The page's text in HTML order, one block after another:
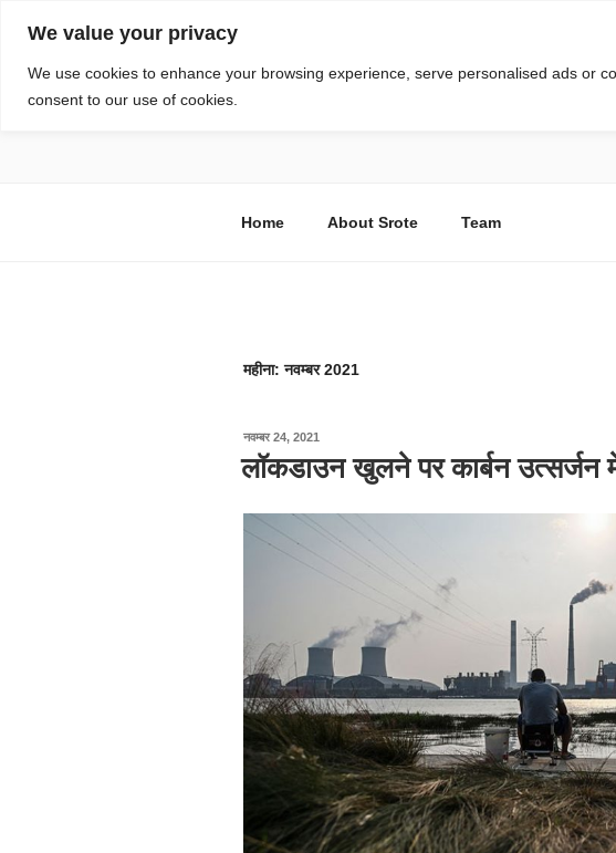
We value your privacy
We use cookies to enhance your browsing experience, serve personalised ads or
consent to our use of cookies. स्रोत
Home About Srote Team
महीना:नवम्बर 2021
नवम्बर 24, 2021
किया
लॉकडाउन खुलने पर कार्बन उत्सर्जन